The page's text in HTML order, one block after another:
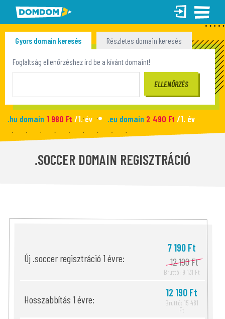
Gyors domain keresés
Részletes domain keresés
Tömeges domain keresés
Foglaltság ellenőrzéshez írd be a kívánt domaint!
.hu domain 1 980 Ft /1. év .eu domain 2 490 Ft /1. év
.site domain990 Ft/1. év .fun domain1 090 Ft/1. év
Új honlap2 990 Ft /hó
.SOCCER DOMAIN REGISZTRÁCIÓ
Új .soccer regisztráció 1 évre:
7 190 Ft
12 190 Ft
Bruttó: 9 131 Ft
Hosszabbítás 1 évre:
12 190 Ft
Bruttó: 15 481
Ft